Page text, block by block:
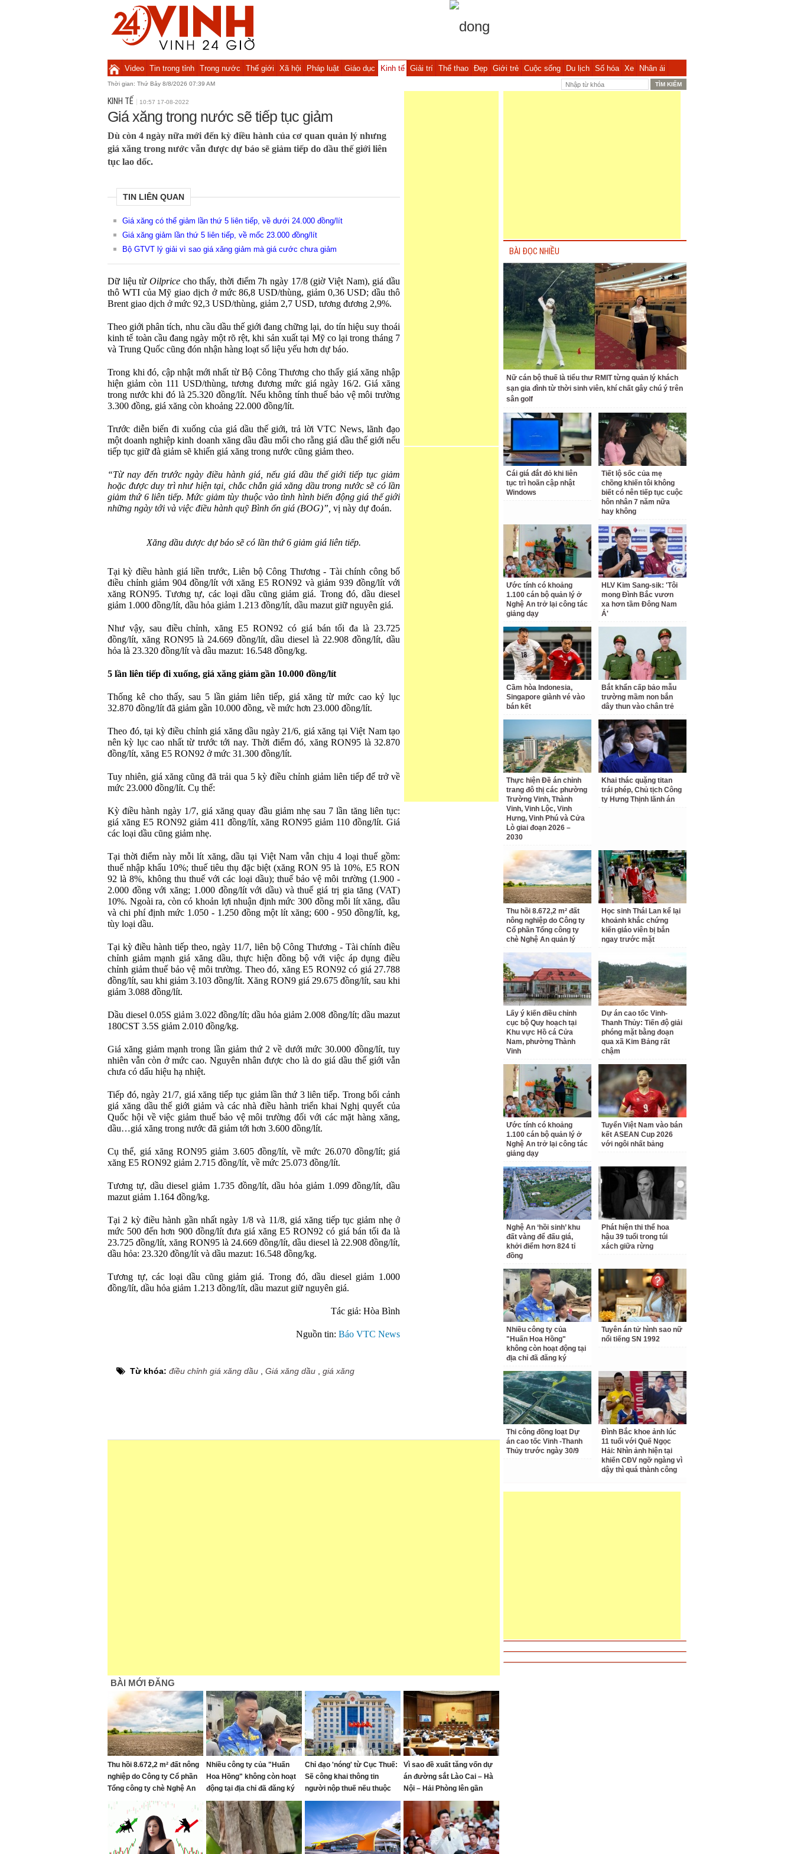
Video Tin trong tỉnh Trong nước Thế giới Xã hội Pháp luật Giáo dục Kinh tế Giải trí Thể thao Đẹp Giới trẻ Cuộc sống Du lịch Số hóa Xe Nhân ái
Thời gian: Thứ Bảy 8/8/2026 07:39 AM
KINH TẾ 10:57 17-08-2022
Giá xăng trong nước sẽ tiếp tục giảm
Dù còn 4 ngày nữa mới đến kỳ điều hành của cơ quan quản lý nhưng
giá xăng trong nước vẫn được dự báo sẽ giảm tiếp do dầu thế giới liên
tục lao dốc.
TIN LIÊN QUAN
Giá xăng có thể giảm lần thứ 5 liên tiếp, về dưới 24.000 đồng/lít
Giá xăng giảm lần thứ 5 liên tiếp, về mốc 23.000 đồng/lít
Bộ GTVT lý giải vì sao giá xăng giảm mà giá cước chưa giảm
Dữ liệu từ Oilprice cho thấy, thời điểm 7h ngày 17/8 (giờ Việt Nam), giá dầu
thô WTI của Mỹ giao dịch ở mức 86,8 USD/thùng, giảm 0,36 USD; dầu thô
Brent giao dịch ở mức 92,3 USD/thùng, giảm 2,7 USD, tương đương 2,9%.
Theo giới phân tích, nhu cầu dầu thế giới đang chững lại, do tín hiệu suy thoái
kinh tế toàn cầu đang ngày một rõ rệt, khi sản xuất tại Mỹ co lại trong tháng 7
và Trung Quốc cũng đón nhận hàng loạt số liệu yếu hơn dự báo.
Trong khi đó, cập nhật mới nhất từ Bộ Công Thương cho thấy giá xăng nhập
hiện giảm còn 111 USD/thùng, tương đương mức giá ngày 16/2. Giá xăng
trong nước khi đó là 25.320 đồng/lít. Nếu không tính thuế bảo vệ môi trường
3.300 đồng, giá xăng còn khoảng 22.000 đồng/lít.
Trước diễn biến đi xuống của giá dầu thế giới, trả lời VTC News, lãnh đạo
một doanh nghiệp kinh doanh xăng dầu đầu mối cho rằng giá dầu thế giới nếu
tiếp tục giữ đà giảm sẽ khiến giá xăng trong nước cũng giảm theo.
“Từ nay đến trước ngày điều hành giá, nếu giá dầu thế giới tiếp tục giảm
hoặc được duy trì như hiện tại, chắc chắn giá xăng dầu trong nước sẽ có lần
giảm thứ 6 liên tiếp. Mức giảm tùy thuộc vào tình hình biến động giá thế giới
những ngày tới và việc điều hành quỹ Bình ổn giá (BOG)”, vị này dự đoán.
Xăng dầu dược dự báo sẽ có lần thứ 6 giảm giá liên tiếp.
Tại kỳ điều hành giá liền trước, Liên bộ Công Thương - Tài chính công bố
điều chỉnh giảm 904 đồng/lít với xăng E5 RON92 và giảm 939 đồng/lít với
xăng RON95. Tương tự, các loại dầu cũng giảm giá. Trong đó, dầu diesel
giảm 1.000 đồng/lít, dầu hỏa giảm 1.213 đồng/lít, dầu mazut giữ nguyên giá.
Như vậy, sau điều chỉnh, xăng E5 RON92 có giá bán tối đa là 23.725
đồng/lít, xăng RON95 là 24.669 đồng/lít, dầu diesel là 22.908 đồng/lít, dầu
hỏa là 23.320 đồng/lít và dầu mazut: 16.548 đồng/kg.
5 lần liên tiếp đi xuống, giá xăng giảm gần 10.000 đồng/lít
Thống kê cho thấy, sau 5 lần giảm liên tiếp, giá xăng từ mức cao kỷ lục
32.870 đồng/lít đã giảm gần 10.000 đồng, về mức hơn 23.000 đồng/lít.
Theo đó, tại kỳ điều chỉnh giá xăng dầu ngày 21/6, giá xăng tại Việt Nam tạo
nên kỳ lục cao nhất từ trước tới nay. Thời điểm đó, xăng RON95 là 32.870
đồng/lít, xăng E5 RON92 ở mức 31.300 đồng/lít.
Tuy nhiên, giá xăng cũng đã trải qua 5 kỳ điều chỉnh giảm liên tiếp để trở về
mức 23.000 đồng/lít. Cụ thể:
Kỳ điều hành ngày 1/7, giá xăng quay đầu giảm nhẹ sau 7 lần tăng liên tục:
giá xăng E5 RON92 giảm 411 đồng/lít, xăng RON95 giảm 110 đồng/lít. Giá
các loại dầu cũng giảm nhẹ.
Tại thời điểm này mỗi lít xăng, dầu tại Việt Nam vẫn chịu 4 loại thuế gồm:
thuế nhập khẩu 10%; thuế tiêu thụ đặc biệt (xăng RON 95 là 10%, E5 RON
92 là 8%, không thu thuế với các loại dầu); thuế bảo vệ môi trường (1.900 -
2.000 đồng với xăng; 1.000 đồng/lít với dầu) và thuế giá trị gia tăng (VAT)
10%. Ngoài ra, còn có khoản lợi nhuận định mức 300 đồng mỗi lít xăng, dầu
và chi phí định mức 1.050 - 1.250 đồng một lít xăng; 600 - 950 đồng/lít, kg,
tùy loại dầu.
Tại kỳ điều hành tiếp theo, ngày 11/7, liên bộ Công Thương - Tài chính điều
chỉnh giảm mạnh giá xăng dầu, thực hiện đồng bộ với việc áp dụng điều
chỉnh giảm thuế bảo vệ môi trường. Theo đó, xăng E5 RON92 có giá 27.788
đồng/lít, sau khi giảm 3.103 đồng/lít. Xăng RON9 giá 29.675 đồng/lít, sau khi
giảm 3.088 đồng/lít.
Dầu diesel 0.05S giảm 3.022 đồng/lít; dầu hỏa giảm 2.008 đồng/lít; dầu mazut
180CST 3.5S giảm 2.010 đồng/kg.
Giá xăng giảm mạnh trong lần giảm thứ 2 về dưới mức 30.000 đồng/lít, tuy
nhiên vẫn còn ở mức cao. Nguyên nhân được cho là do giá dầu thế giới vẫn
chưa có dấu hiệu hạ nhiệt.
Tiếp đó, ngày 21/7, giá xăng tiếp tục giảm lần thứ 3 liên tiếp. Trong bối cảnh
giá xăng dầu thế giới giảm và các nhà điều hành triển khai Nghị quyết của
Quốc hội về việc giảm thuế bảo vệ môi trường đối với các mặt hàng xăng,
dầu…giá xăng trong nước đã giảm tới hơn 3.600 đồng/lít.
Cụ thể, giá xăng RON95 giảm 3.605 đồng/lít, về mức 26.070 đồng/lít; giá
xăng E5 RON92 giảm 2.715 đồng/lít, về mức 25.073 đồng/lít.
Tương tự, dầu diesel giảm 1.735 đồng/lít, dầu hỏa giảm 1.099 đồng/lít, dầu
mazut giảm 1.164 đồng/kg.
Tại 2 kỳ điều hành gần nhất ngày 1/8 và 11/8, giá xăng tiếp tục giảm nhẹ ở
mức 500 đến hơn 900 đồng/lít đưa giá xăng E5 RON92 có giá bán tối đa là
23.725 đồng/lít, xăng RON95 là 24.669 đồng/lít, dầu diesel là 22.908 đồng/lít,
dầu hỏa: 23.320 đồng/lít và dầu mazut: 16.548 đồng/kg.
Tương tự, các loại dầu cũng giảm giá. Trong đó, dầu diesel giảm 1.000
đồng/lít, dầu hỏa giảm 1.213 đồng/lít, dầu mazut giữ nguyên giá.
Tác giả: Hòa Bình
Nguồn tin: Báo VTC News
Từ khóa: điều chỉnh giá xăng dầu Giá xăng dầu giá xăng
BÀI MỚI ĐĂNG
Thu hồi 8.672,2 m² đất nông
nghiệp do Công ty Cổ phần
Tổng công ty chè Nghệ An
quản lý
Nhiều công ty của "Huấn
Hoa Hồng" không còn hoạt
động tại địa chỉ đã đăng ký
Chỉ đạo 'nóng' từ Cục Thuế:
Sẽ công khai thông tin
người nộp thuế nếu thuộc
trường hợp sau
Vì sao đề xuất tăng vốn dự
án đường sắt Lào Cai – Hà
Nội – Hải Phòng lên gần
290.000 tỷ đồng?
BÀI ĐỌC NHIỀU
Nữ cán bộ thuế là tiểu thư RMIT từng quản lý khách
sạn gia đình từ thời sinh viên, khí chất gây chú ý trên
sân golf
Cái giá đắt đỏ khi liên
tục trì hoãn cập nhật
Windows
Tiết lộ sốc của mẹ
chồng khiến tôi không
biết có nên tiếp tục cuộc
hôn nhân 7 năm nữa
hay không
Ước tính có khoảng
1.100 cán bộ quản lý ở
Nghệ An trở lại công tác
giảng dạy
HLV Kim Sang-sik: 'Tôi
mong Đình Bắc vươn
xa hơn tầm Đông Nam
Á'
Cầm hòa Indonesia,
Singapore giành vé vào
bán kết
Bắt khẩn cấp bảo mẫu
trường mầm non bắn
dây thun vào chân trẻ
Thực hiện Đề án chỉnh
trang đô thị các phường
Trường Vinh, Thành
Vinh, Vinh Lộc, Vinh
Hưng, Vinh Phú và Cửa
Lò giai đoạn 2026 –
2030
Khai thác quặng titan
trái phép, Chủ tịch Công
ty Hưng Thịnh lãnh án
Thu hồi 8.672,2 m² đất
nông nghiệp do Công ty
Cổ phần Tổng công ty
chè Nghệ An quản lý
Học sinh Thái Lan kể lại
khoảnh khắc chứng
kiến giáo viên bị bắn
ngay trước mặt
Lấy ý kiến điều chỉnh
cục bộ Quy hoạch tại
Khu vực Hồ cá Cửa
Nam, phường Thành
Vinh
Dự án cao tốc Vinh-
Thanh Thủy: Tiến độ giải
phóng mặt bằng đoạn
qua xã Kim Bảng rất
chậm
Ước tính có khoảng
1.100 cán bộ quản lý ở
Nghệ An trở lại công tác
giảng dạy
Tuyển Việt Nam vào bán
kết ASEAN Cup 2026
với ngôi nhất bảng
Nghệ An ‘hồi sinh’ khu
đất vàng để đấu giá,
khởi điểm hơn 824 tỉ
đồng
Phát hiện thi thể hoa
hậu 39 tuổi trong túi
xách giữa rừng
Nhiều công ty của
"Huấn Hoa Hồng"
không còn hoạt động tại
địa chỉ đã đăng ký
Tuyên án tử hình sao nữ
nổi tiếng SN 1992
Thi công đồng loạt Dự
án cao tốc Vinh -Thanh
Thủy trước ngày 30/9
Đình Bắc khoe ảnh lúc
11 tuổi với Quế Ngọc
Hải: Nhìn ảnh hiện tại
khiến CĐV ngỡ ngàng vì
dậy thì quá thành công